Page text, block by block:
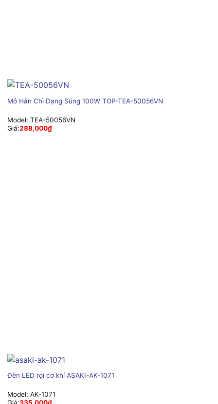
Mỏ Hàn Chì Dạng Súng 100W TOP-TEA-50056VN
Model: TEA-50056VN
Giá:288,000₫
Đèn LED rọi cơ khí ASAKI-AK-1071
Model: AK-1071